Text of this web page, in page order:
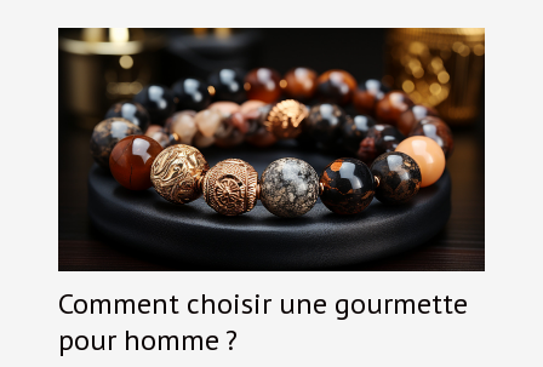
Comment choisir une gourmette
pour homme ?